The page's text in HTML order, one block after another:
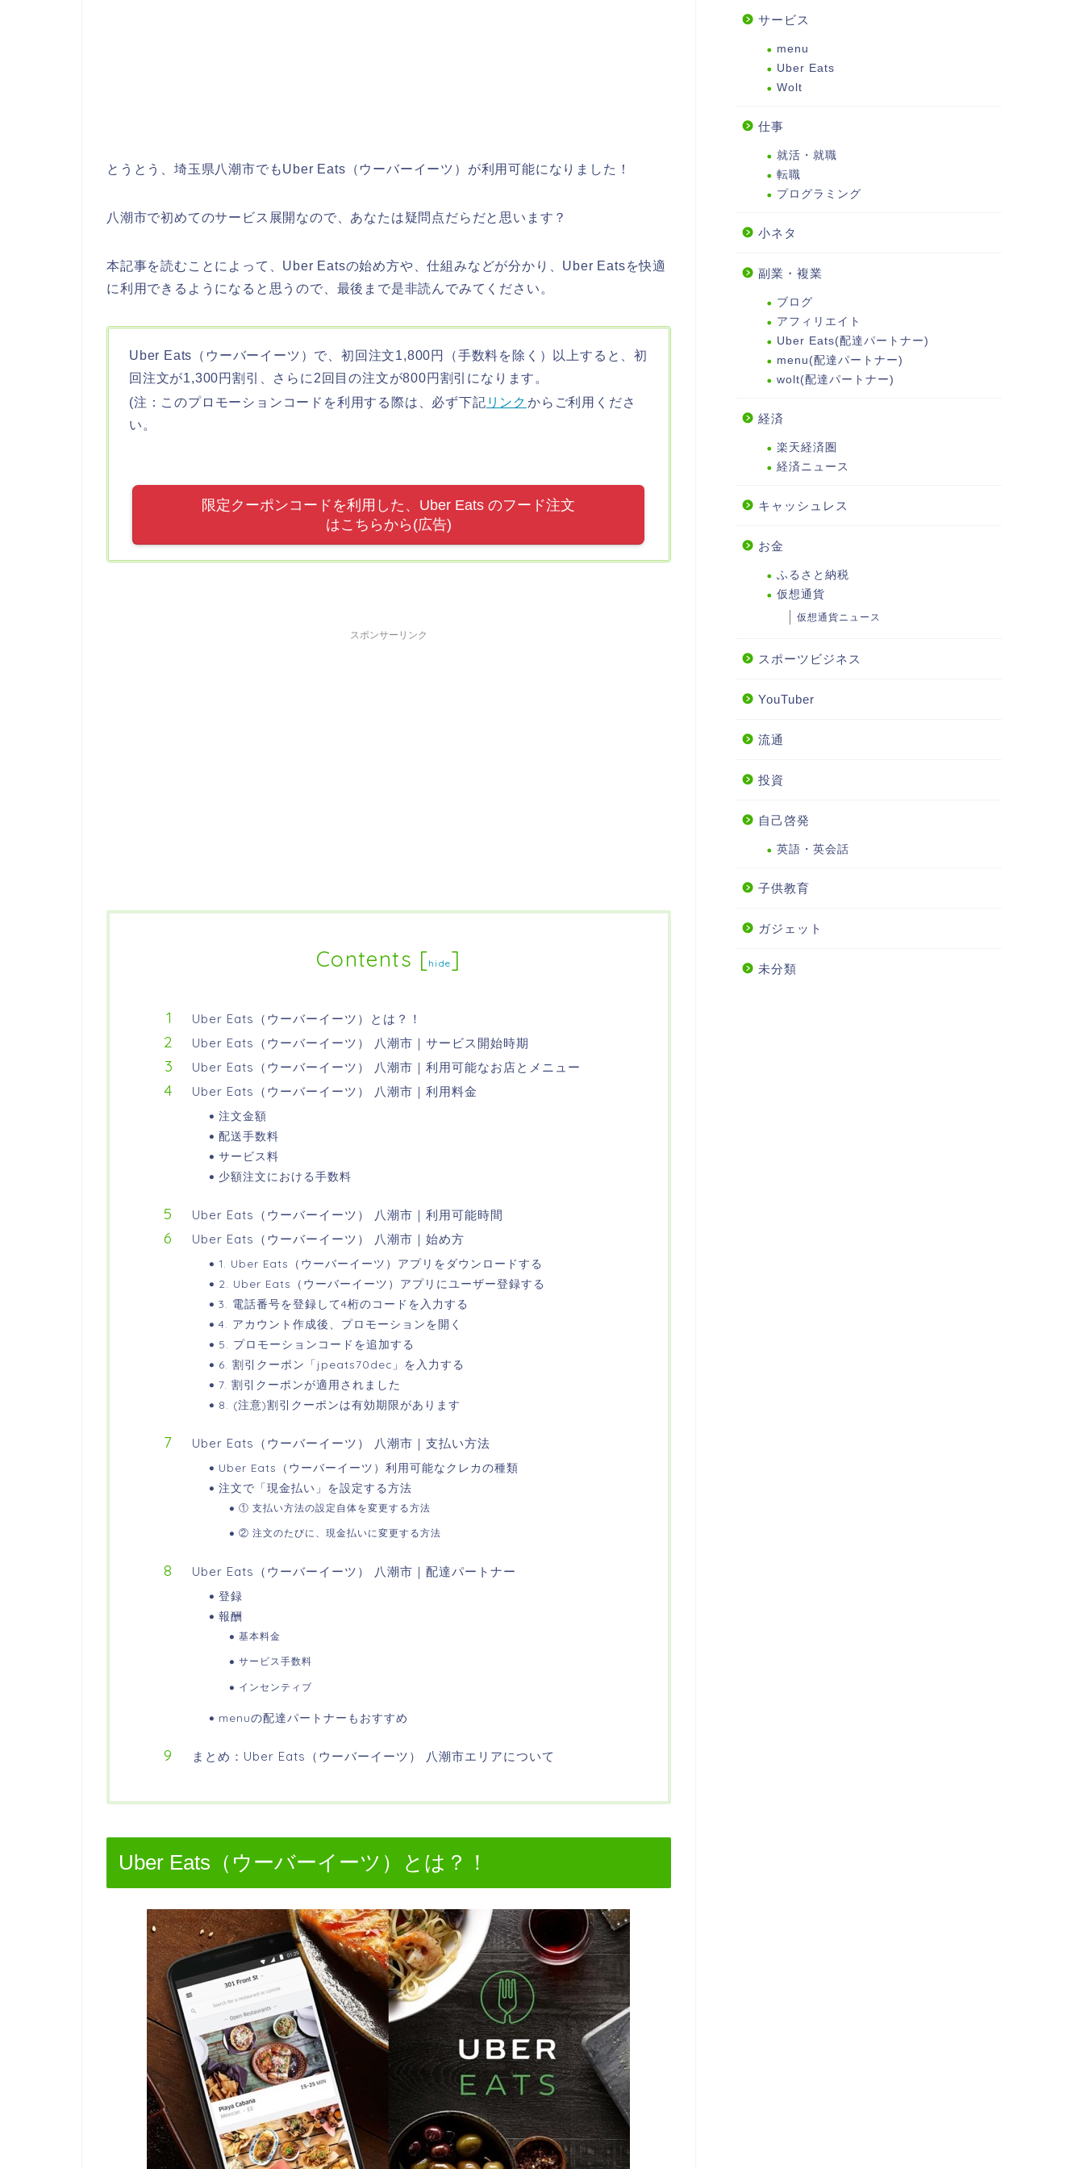
とうとう、埼玉県八潮市でもUber Eats（ウーバーイーツ）が利用可能になりました！
八潮市で初めてのサービス展開なので、あなたは疑問点だらだと思います？
本記事を読むことによって、Uber Eatsの始め方や、仕組みなどが分かり、Uber Eatsを快適
に利用できるようになると思うので、最後まで是非読んでみてください。
Uber Eats（ウーバーイーツ）で、初回注文1,800円（手数料を除く）以上すると、初
回注文が1,300円割引、さらに2回目の注文が800円割引になります。
(注：このプロモーションコードを利用する際は、必ず下記 リンク からご利用くださ
い。
限定クーポンコードを利用した、Uber Eats のフード注文
はこちらから(広告)
スポンサーリンク
Contents [hide]
Uber Eats（ウーバーイーツ）とは？！
Uber Eats（ウーバーイーツ） 八潮市｜サービス開始時期
Uber Eats（ウーバーイーツ） 八潮市｜利用可能なお店とメニュー
Uber Eats（ウーバーイーツ） 八潮市｜利用料金
注文金額
配送手数料
サービス料
少額注文における手数料
Uber Eats（ウーバーイーツ） 八潮市｜利用可能時間
Uber Eats（ウーバーイーツ） 八潮市｜始め方
1. Uber Eats（ウーバーイーツ）アプリをダウンロードする
2. Uber Eats（ウーバーイーツ）アプリにユーザー登録する
3. 電話番号を登録して4桁のコードを入力する
4. アカウント作成後、プロモーションを開く
5. プロモーションコードを追加する
6. 割引クーポン「jpeats70dec」を入力する
7. 割引クーポンが適用されました
8. (注意)割引クーポンは有効期限があります
Uber Eats（ウーバーイーツ） 八潮市｜支払い方法
Uber Eats（ウーバーイーツ）利用可能なクレカの種類
注文で「現金払い」を設定する方法
① 支払い方法の設定自体を変更する方法
② 注文のたびに、現金払いに変更する方法
Uber Eats（ウーバーイーツ） 八潮市｜配達パートナー
登録
報酬
基本料金
サービス手数料
インセンティブ
menuの配達パートナーもおすすめ
まとめ：Uber Eats（ウーバーイーツ） 八潮市エリアについて
Uber Eats（ウーバーイーツ）とは？！
サービス
menu
Uber Eats
Wolt
仕事
就活・就職
転職
プログラミング
小ネタ
副業・複業
ブログ
アフィリエイト
Uber Eats(配達パートナー)
menu(配達パートナー)
wolt(配達パートナー)
経済
楽天経済圏
経済ニュース
キャッシュレス
お金
ふるさと納税
仮想通貨
仮想通貨ニュース
スポーツビジネス
YouTuber
流通
投資
自己啓発
英語・英会話
子供教育
ガジェット
未分類